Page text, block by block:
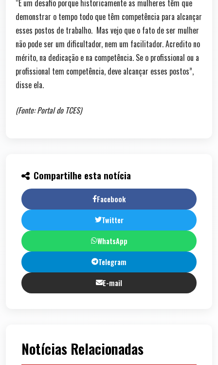
“É um desafio porque historicamente as mulheres têm que
demonstrar o tempo todo que têm competência para alcançar
esses postos de trabalho. Mas vejo que o fato de ser mulher
não pode ser um dificultador, nem um facilitador. Acredito no
mérito, na dedicação e na competência. Se o profissional ou a
profissional tem competência, deve alcançar esses postos”,
disse ela.
(Fonte: Portal do TCES)
Compartilhe esta notícia
Facebook
Twitter
WhatsApp
Telegram
E-mail
Notícias Relacionadas